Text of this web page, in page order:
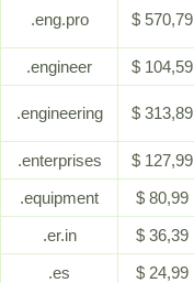
.eng.pro $ 570,79
.engineer $ 104,59
.engineering $ 313,89
.enterprises $ 127,99
.equipment
$ 80,99
.er.in
$ 36,39
.es
$ 24,99